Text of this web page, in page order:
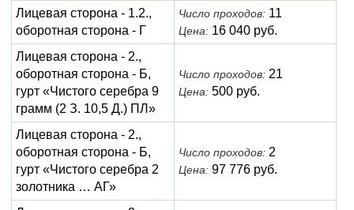
Лицевая сторона - 1.2.,
оборотная сторона - Г
Число проходов: 11
Цена: 16 040 руб.
Лицевая сторона - 2.,
оборотная сторона - Б,
гурт «Чистого серебра 9
грамм (2 З. 10,5 Д.) ПЛ»
Число проходов: 21
Цена: 500 руб.
Лицевая сторона - 2.,
оборотная сторона - Б,
гурт «Чистого серебра 2
золотника … АГ»
Число проходов: 2
Цена: 97 776 руб.